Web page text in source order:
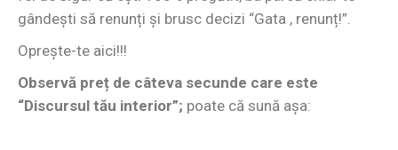
gândești să renunți și brusc decizi “Gata , renunț!”.
Oprește-te aici!!!
Observă preț de câteva secunde care este
“Discursul tău interior”; poate că sună așa: